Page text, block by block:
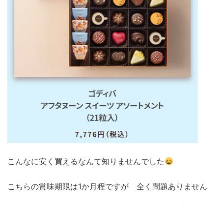
こんなに安く買えるなんて知りませんでした
こちらの賞味期限は1か月程ですが 全く問題ありません